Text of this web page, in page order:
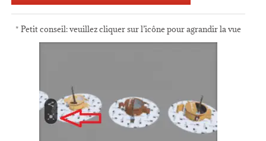
* Petit conseil: veuillez cliquer sur l’icône pour agrandir la vue